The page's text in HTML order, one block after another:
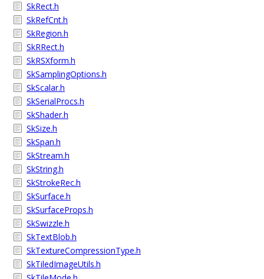
SkRect.h
SkRefCnt.h
SkRegion.h
SkRRect.h
SkRSXform.h
SkSamplingOptions.h
SkScalar.h
SkSerialProcs.h
SkShader.h
SkSize.h
SkSpan.h
SkStream.h
SkString.h
SkStrokeRec.h
SkSurface.h
SkSurfaceProps.h
SkSwizzle.h
SkTextBlob.h
SkTextureCompressionType.h
SkTiledImageUtils.h